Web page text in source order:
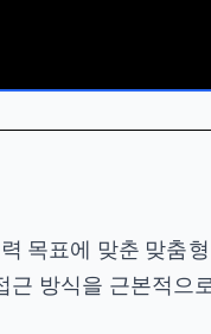
목표에 맞춘 맞춤
근 방식을 근본적으